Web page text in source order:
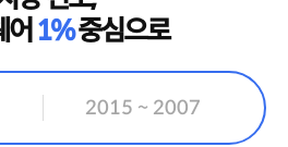
1%중심으로
2015 ~ 2007